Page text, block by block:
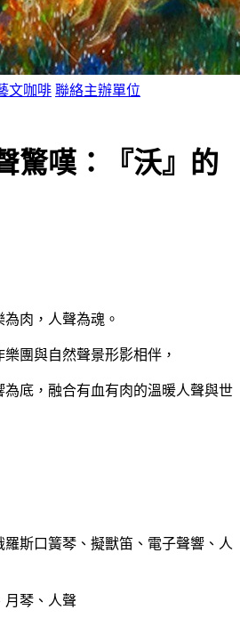
文咖啡 聯絡主辦單位
驚嘆：『沃』的
肉，人聲為魂。
樂團與自然聲景形影相伴，
底，融合有血有肉的溫暖人聲與世
斯口簧琴、擬獸笛、電子聲響、人
月琴、人聲